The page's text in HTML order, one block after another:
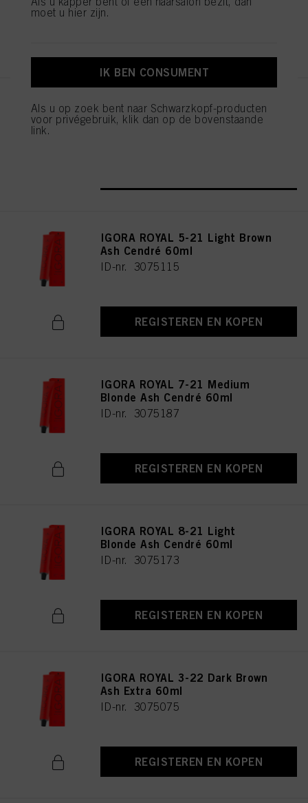
IGORA ROYAL Cools 9-19 60ml
ID-nr. 3075087
IGORA ROYAL 5-21 Light Brown
Ash Cendré 60ml
ID-nr. 3075115
REGISTEREN EN KOPEN
IGORA ROYAL 7-21 Medium
Blonde Ash Cendré 60ml
ID-nr. 3075187
REGISTEREN EN KOPEN
IGORA ROYAL 8-21 Light
Blonde Ash Cendré 60ml
ID-nr. 3075173
REGISTEREN EN KOPEN
IGORA ROYAL 3-22 Dark Brown
Ash Extra 60ml
ID-nr. 3075075
REGISTEREN EN KOPEN
moet u hier zijn.
IK BEN CONSUMENT
Als u op zoek bent naar Schwarzkopf-producten
voor privégebruik, klik dan op de bovenstaande
link.